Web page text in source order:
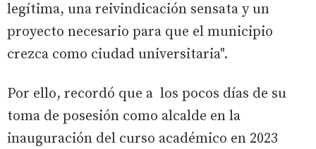
legítima, una reivindicación sensata y un
proyecto necesario para que el municipio
crezca como ciudad universitaria".
Por ello, recordó que a los pocos días de su
toma de posesión como alcalde en la
inauguración del curso académico en 2023